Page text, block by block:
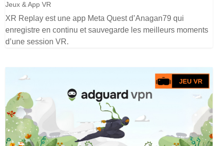
Jeux & App VR
XR Replay est une app Meta Quest d’Anagan79 qui
enregistre en continu et sauvegarde les meilleurs moments
d’une session VR.